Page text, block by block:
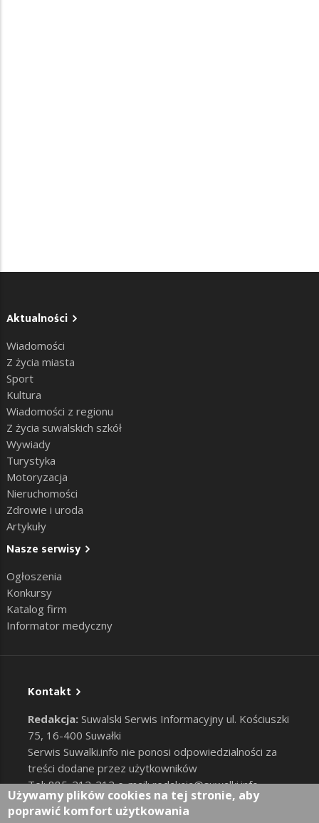
Aktualności
Wiadomości
Z życia miasta
Sport
Kultura
Wiadomości z regionu
Z życia suwalskich szkół
Wywiady
Turystyka
Motoryzacja
Nieruchomości
Zdrowie i uroda
Artykuły
Nasze serwisy
Ogłoszenia
Konkursy
Katalog firm
Informator medyczny
Kontakt
Redakcja: Suwalski Serwis Informacyjny ul. Kościuszki
75, 16-400 Suwałki
Serwis Suwalki.info nie ponosi odpowiedzialności za
treści dodane przez użytkowników
Tel: 885-212-212 e-mail:redakcja@suwalki.info,
reklama@suwalki.info
RODO |Cookies
Używamy plików cookies na tej stronie, aby
poprawić komfort użytkowania